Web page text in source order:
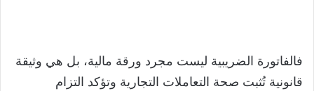
فالفاتورة الضريبية ليست مجرد ورقة مالية، بل هي وثيقة
قانونية تُثبت صحة التعاملات التجارية وتؤكد التزام